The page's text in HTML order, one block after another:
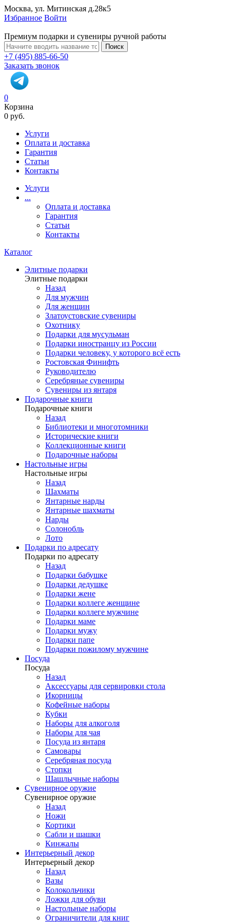
Москва, ул. Митинская д.28к5
Избранное Войти
Премиум подарки и сувениры ручной работы
Поиск
+7 (495) 885-66-50
Заказать звонок
0
Корзина
0 руб.
Услуги
Оплата и доставка
Гарантия
Статьи
Контакты
Услуги
...
Оплата и доставка
Гарантия
Статьи
Контакты
Каталог
Элитные подарки
Элитные подарки
Назад
Для мужчин
Для женщин
Златоустовские сувениры
Охотнику
Подарки для мусульман
Подарки иностранцу из России
Подарки человеку, у которого всё есть
Ростовская Финифть
Руководителю
Серебряные сувениры
Сувениры из янтаря
Подарочные книги
Подарочные книги
Назад
Библиотеки и многотомники
Исторические книги
Коллекционные книги
Подарочные наборы
Настольные игры
Настольные игры
Назад
Шахматы
Янтарные нарды
Янтарные шахматы
Нарды
Солонобль
Лото
Подарки по адресату
Подарки по адресату
Назад
Подарки бабушке
Подарки дедушке
Подарки жене
Подарки коллеге женщине
Подарки коллеге мужчине
Подарки маме
Подарки мужу
Подарки папе
Подарки пожилому мужчине
Посуда
Посуда
Назад
Аксессуары для сервировки стола
Икорницы
Кофейные наборы
Кубки
Наборы для алкоголя
Наборы для чая
Посуда из янтаря
Самовары
Серебряная посуда
Стопки
Шашлычные наборы
Сувенирное оружие
Сувенирное оружие
Назад
Ножи
Кортики
Сабли и шашки
Кинжалы
Интерьерный декор
Интерьерный декор
Назад
Вазы
Колокольчики
Ложки для обуви
Настольные наборы
Ограничители для книг